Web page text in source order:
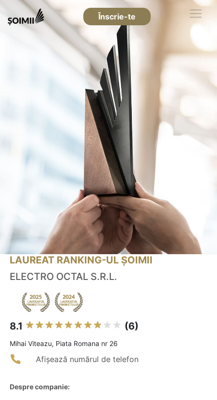
Înscrie-te
LAUREAT RANKING-UL ȘOIMII
ELECTRO OCTAL S.R.L.
8.1 (6)
Mihai Viteazu, Piata Romana nr 26
Afișează numărul de telefon
Despre companie: